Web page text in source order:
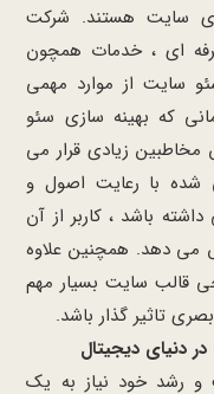
سایت هستند. شرکت
ای ، خدمات همچون
سایت از موارد مهمی
که بهینه سازی سئو
زیادی قرار می
با رعایت اصول و
باشد ، کاربر از آن
می دهد. همچنین علاوه
قالب سایت بسیار مهم
تاثیر گذار باشد.
دنیای دیجیتال
و رشد خود نیاز به یک